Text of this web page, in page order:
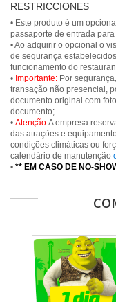
RESTRICCIONES
• Este produto é um
passaporte de entrada
• Ao adquirir o opcional o
de segurança
funcionamento do
• Importante: Por
transação não presencial,
documento original com
documento;
• Atenção:A empresa
das atrações e
condições climáticas ou
calendário de manutenção
• ** EM CASO DE NO-